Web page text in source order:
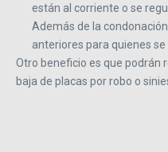
están al corriente o se
Además de la
anteriores para quienes se
Otro beneficio es que podrán
baja de placas por robo o